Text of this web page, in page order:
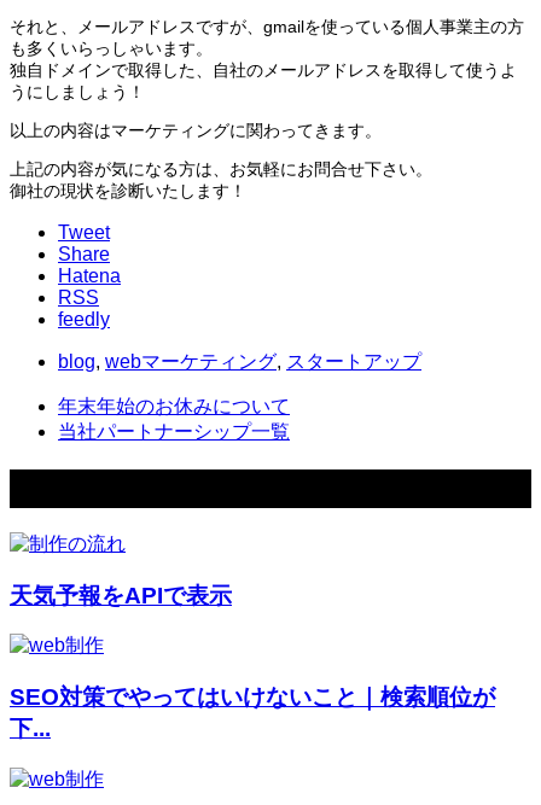
それと、メールアドレスですが、gmailを使っている個人事業主の方
も多くいらっしゃいます。
独自ドメインで取得した、自社のメールアドレスを取得して使うよ
うにしましょう！
以上の内容はマーケティングに関わってきます。
上記の内容が気になる方は、お気軽にお問合せ下さい。
御社の現状を診断いたします！
Tweet
Share
Hatena
RSS
feedly
blog, webマーケティング, スタートアップ
年末年始のお休みについて
当社パートナーシップ一覧
天気予報をAPIで表示
SEO対策でやってはいけないこと｜検索順位が
下...